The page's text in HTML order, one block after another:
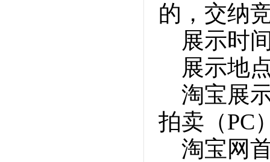
的，交纳
展示时
展示地
淘宝展
拍卖（PC
淘宝网